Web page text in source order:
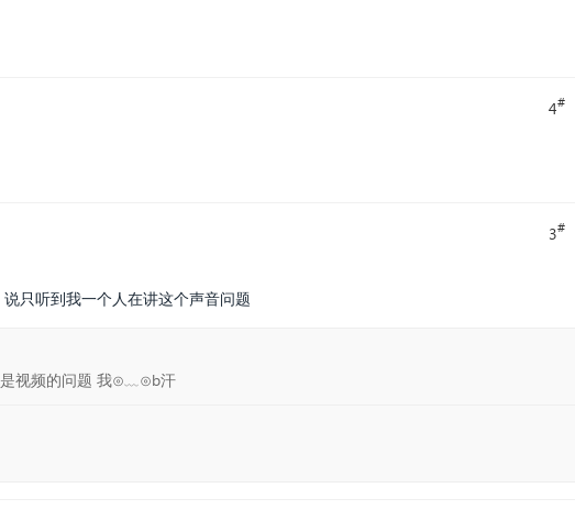
4#
3#
只听到我一个人在讲这个声音问题
视频的问题 我⊙﹏⊙b汗